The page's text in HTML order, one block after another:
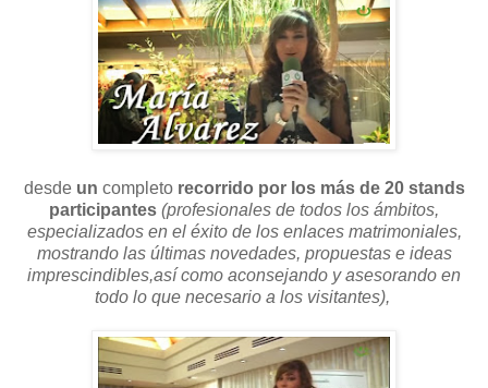
desde un completo recorrido por los más de 20 stands
participantes (profesionales de todos los ámbitos,
especializados en el éxito de los enlaces matrimoniales,
mostrando las últimas novedades, propuestas e ideas
imprescindibles,así como aconsejando y asesorando en
todo lo que necesario a los visitantes),